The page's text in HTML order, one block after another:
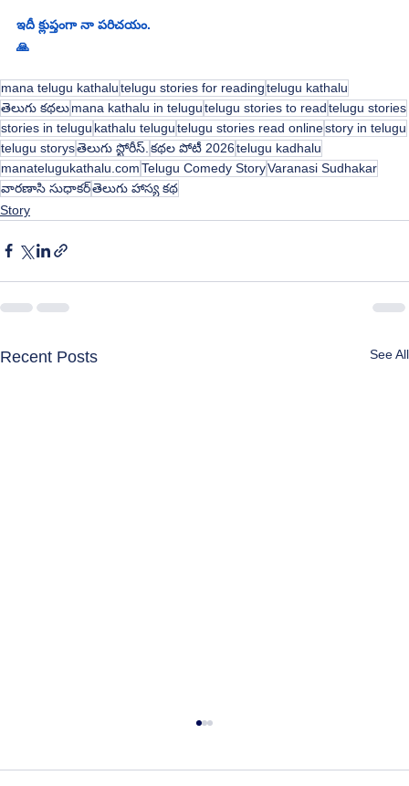
ఇదీ క్లుప్తంగా నా పరిచయం.
🙏
mana telugu kathalutelugu stories for readingtelugu kathalu
తెలుగు కథలుmana kathalu in telugutelugu stories to readtelugu stories
stories in telugu kathalu telugutelugu stories read onlinestory in telugu
telugu storysతెలుగు స్టోరీస్. కథల పోటీ 2026telugu kadhalu
manatelugukathalu.comTelugu Comedy StoryVaranasi Sudhakar
వారణాసి సుధాకర్తెలుగు హాస్య కథ
Story
Recent Posts See All